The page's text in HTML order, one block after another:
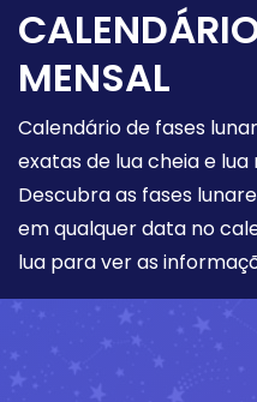
MENSAL
Calendário de fases
exatas de lua cheia e
Descubra as fases
em qualquer data no
lua para ver as